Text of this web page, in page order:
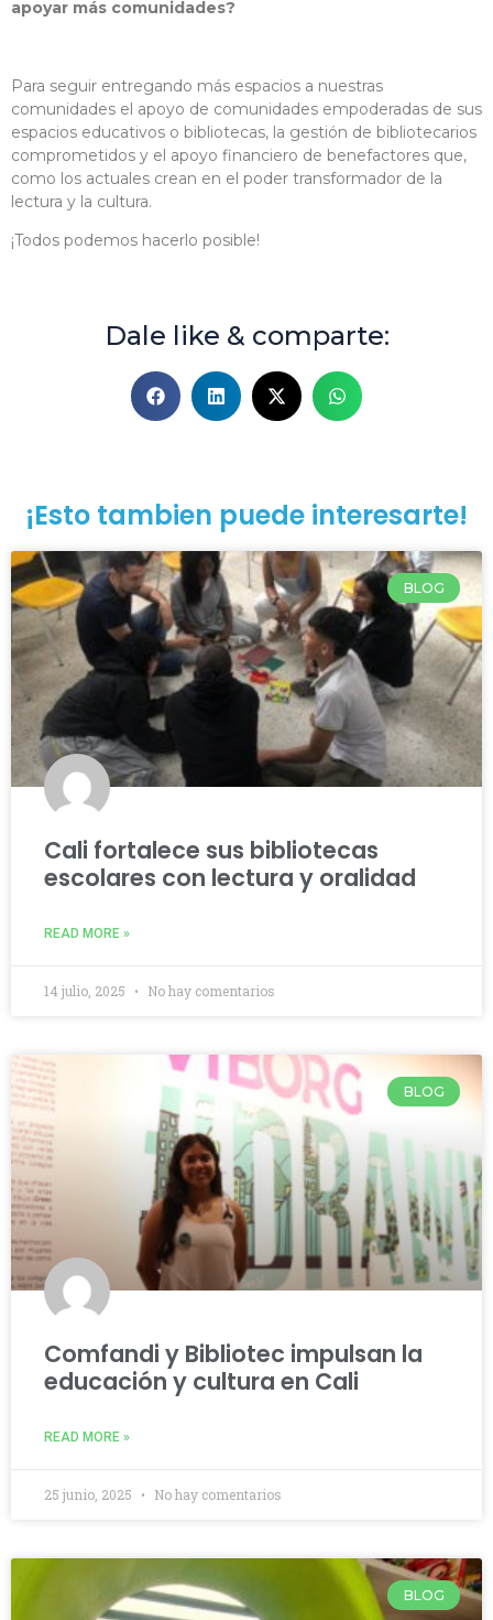
apoyar más comunidades?
Para seguir entregando más espacios a nuestras
comunidades el apoyo de comunidades empoderadas de sus
espacios educativos o bibliotecas, la gestión de bibliotecarios
comprometidos y el apoyo financiero de benefactores que,
como los actuales crean en el poder transformador de la
lectura y la cultura.
¡Todos podemos hacerlo posible!
Dale like & comparte:
¡Esto tambien puede interesarte!
BLOG
Cali fortalece sus bibliotecas
escolares con lectura y oralidad
READ MORE »
14 julio, 2025 No hay comentarios
BLOG
Comfandi y Bibliotec impulsan la
educación y cultura en Cali
READ MORE »
25 junio, 2025 No hay comentarios
BLOG